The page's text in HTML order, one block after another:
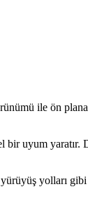
ile ön
bir uyum
yolları